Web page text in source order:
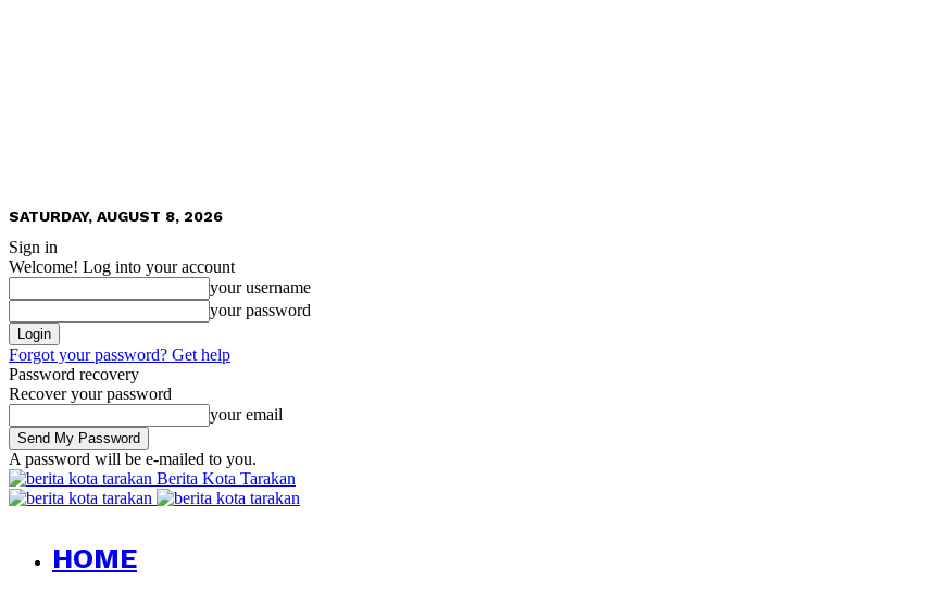
SATURDAY, AUGUST 8, 2026
Sign in
Welcome! Log into your account
your username
your password
Forgot your password? Get help
Password recovery
Recover your password
your email
A password will be e-mailed to you.
Berita Kota Tarakan
HOME